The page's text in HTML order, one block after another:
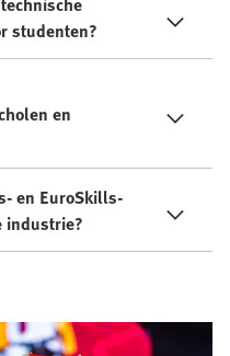
studenten?
en
en EuroSkills-
industrie?